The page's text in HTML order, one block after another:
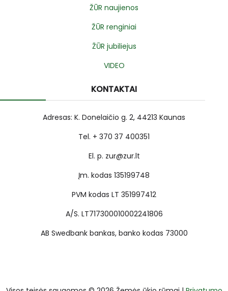
ŽŪR naujienos
ŽŪR renginiai
ŽŪR jubiliejus
VIDEO
KONTAKTAI
Adresas: K. Donelaičio g. 2, 44213 Kaunas
Tel. + 370 37 400351
El. p. zur@zur.lt
Įm. kodas 135199748
PVM kodas LT 351997412
A/S. LT717300010002241806
AB Swedbank bankas, banko kodas 73000